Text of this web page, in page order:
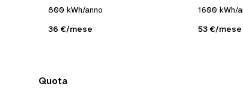
800 kWh/anno
36 €/mese
1600 kWh/
53 €/mese
Quota